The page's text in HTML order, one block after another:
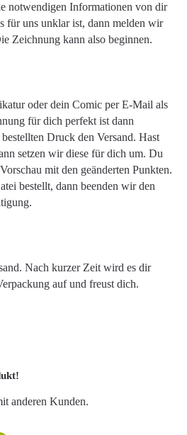
notwendigen Informationen von dir
für uns unklar ist, dann melden wir
Zeichnung kann also beginnen.
oder dein Comic per E-Mail als
für dich perfekt ist dann
Druck den Versand. Hast
setzen wir diese für dich um. Du
mit den geänderten Punkten.
bestellt, dann beenden wir den
Nach kurzer Zeit wird es dir
auf und freust dich.
von 0 von 5 Sternen
anderen Kunden.